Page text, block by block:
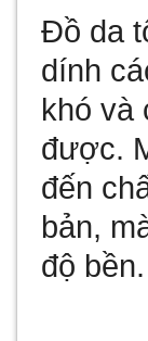
Đồ da
dính
khó và
được.
đến
bản,
độ bền.